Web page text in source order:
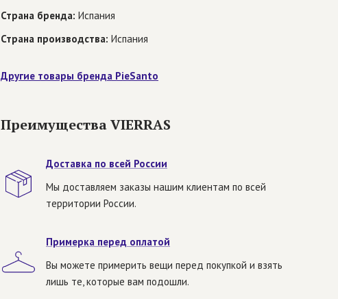
Страна бренда: Испания
Страна производства: Испания
Другие товары бренда PieSanto
Преимущества VIERRAS
Доставка по всей России
Мы доставляем заказы нашим клиентам по всей
территории России.
Примерка перед оплатой
Вы можете примерить вещи перед покупкой и взять
лишь те, которые вам подошли.